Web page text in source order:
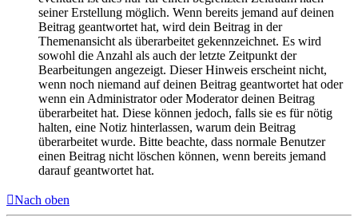
seiner Erstellung möglich. Wenn bereits jemand auf deinen
Beitrag geantwortet hat, wird dein Beitrag in der
Themenansicht als überarbeitet gekennzeichnet. Es wird
sowohl die Anzahl als auch der letzte Zeitpunkt der
Bearbeitungen angezeigt. Dieser Hinweis erscheint nicht,
wenn noch niemand auf deinen Beitrag geantwortet hat oder
wenn ein Administrator oder Moderator deinen Beitrag
überarbeitet hat. Diese können jedoch, falls sie es für nötig
halten, eine Notiz hinterlassen, warum dein Beitrag
überarbeitet wurde. Bitte beachte, dass normale Benutzer
einen Beitrag nicht löschen können, wenn bereits jemand
darauf geantwortet hat.
Nach oben